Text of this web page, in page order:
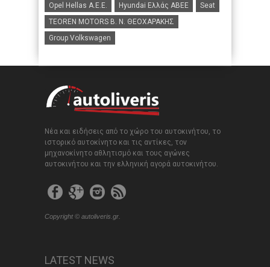
Opel Hellas A.E.E.
Hyundai Ελλάς ΑΒΕΕ
Seat
TEOREN MOTORS B. N. ΘΕΟΧΑΡΑΚΗΣ
Group Volkswagen
Νέα και ειδήσεις από το χώρο του αυτοκινήτου, το
ιστορικό αυτοκίνητο και τις αντίκες, τον
μηχανοκίνητο αθλητισμό και τους αγώνες
αυτοκινήτου και την ελληνική αγορά αυτοκινήτου.
Copyright © autoliveris.gr.
LATEST NEWS